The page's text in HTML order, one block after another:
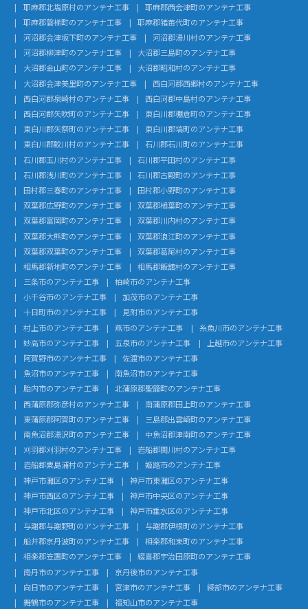
耶麻郡北塩原村のアンテナ工事
耶麻郡西会津町のアンテナ工事
耶麻郡磐梯町のアンテナ工事
耶麻郡猪苗代町のアンテナ工事
河沼郡会津坂下町のアンテナ工事
河沼郡湯川村のアンテナ工事
河沼郡柳津町のアンテナ工事
大沼郡三島町のアンテナ工事
大沼郡金山町のアンテナ工事
大沼郡昭和村のアンテナ工事
大沼郡会津美里町のアンテナ工事
西白河郡西郷村のアンテナ工事
西白河郡泉崎村のアンテナ工事
西白河郡中島村のアンテナ工事
西白河郡矢吹町のアンテナ工事
東白川郡棚倉町のアンテナ工事
東白川郡矢祭町のアンテナ工事
東白川郡塙町のアンテナ工事
東白川郡鮫川村のアンテナ工事
石川郡石川町のアンテナ工事
石川郡玉川村のアンテナ工事
石川郡平田村のアンテナ工事
石川郡浅川町のアンテナ工事
石川郡古殿町のアンテナ工事
田村郡三春町のアンテナ工事
田村郡小野町のアンテナ工事
双葉郡広野町のアンテナ工事
双葉郡楢葉町のアンテナ工事
双葉郡富岡町のアンテナ工事
双葉郡川内村のアンテナ工事
双葉郡大熊町のアンテナ工事
双葉郡浪江町のアンテナ工事
双葉郡双葉町のアンテナ工事
双葉郡葛尾村のアンテナ工事
相馬郡新地町のアンテナ工事
相馬郡飯舘村のアンテナ工事
三条市のアンテナ工事
柏崎市のアンテナ工事
小千谷市のアンテナ工事
加茂市のアンテナ工事
十日町市のアンテナ工事
見附市のアンテナ工事
村上市のアンテナ工事
燕市のアンテナ工事
糸魚川市のアンテナ工事
妙高市のアンテナ工事
五泉市のアンテナ工事
上越市のアンテナ工事
阿賀野市のアンテナ工事
佐渡市のアンテナ工事
魚沼市のアンテナ工事
南魚沼市のアンテナ工事
胎内市のアンテナ工事
北蒲原郡聖籠町のアンテナ工事
西蒲原郡弥彦村のアンテナ工事
南蒲原郡田上町のアンテナ工事
東蒲原郡阿賀町のアンテナ工事
三島郡出雲崎町のアンテナ工事
南魚沼郡湯沢町のアンテナ工事
中魚沼郡津南町のアンテナ工事
刈羽郡刈羽村のアンテナ工事
岩船郡関川村のアンテナ工事
岩船郡粟島浦村のアンテナ工事
姫路市のアンテナ工事
神戸市灘区のアンテナ工事
神戸市東灘区のアンテナ工事
神戸市西区のアンテナ工事
神戸市中央区のアンテナ工事
神戸市北区のアンテナ工事
神戸市垂水区のアンテナ工事
与謝郡与謝野町のアンテナ工事
与謝郡伊根町のアンテナ工事
船井郡京丹波町のアンテナ工事
相楽郡和束町のアンテナ工事
相楽郡笠置町のアンテナ工事
綴喜郡宇治田原町のアンテナ工事
南丹市のアンテナ工事
京丹後市のアンテナ工事
向日市のアンテナ工事
宮津市のアンテナ工事
綾部市のアンテナ工事
舞鶴市のアンテナ工事
福知山市のアンテナ工事